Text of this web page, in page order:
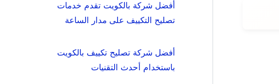
أفضل شركة بالكويت تقدم خدمات
تصليح التكييف على مدار الساعة
أفضل شركة تصليح تكييف بالكويت
باستخدام أحدث التقنيات